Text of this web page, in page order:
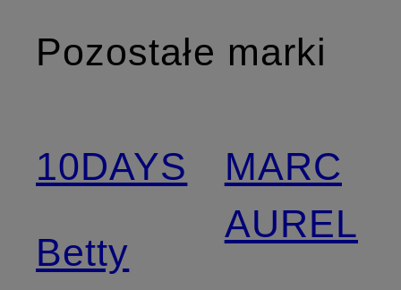
Pozostałe marki
10DAYS
Betty
MARC
AUREL